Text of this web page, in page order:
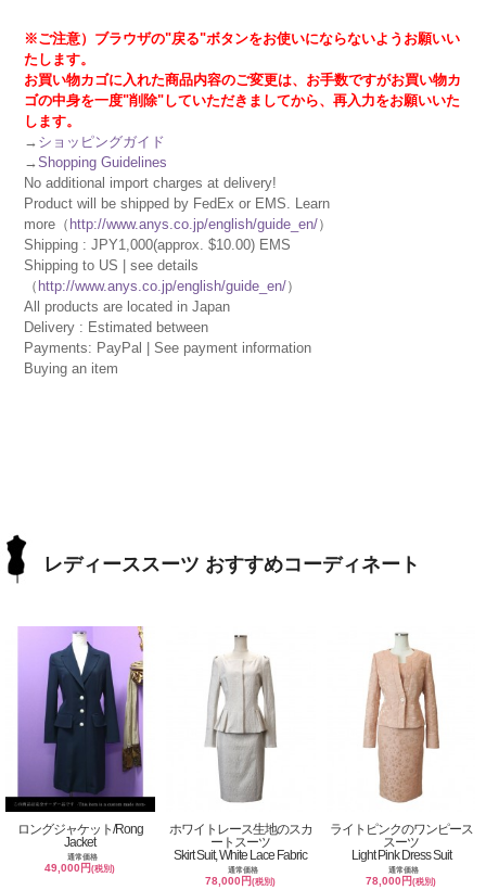
※ご注意）ブラウザの"戻る"ボタンをお使いにならないようお願いい
たします。
お買い物カゴに入れた商品内容のご変更は、お手数ですがお買い物カ
ゴの中身を一度"削除"していただきましてから、再入力をお願いいた
します。
→ ショッピングガイド
→Shopping Guidelines
No additional import charges at delivery!
Product will be shipped by FedEx or EMS. Learn
more（ http://www.anys.co.jp/english/guide_en/）
Shipping : JPY1,000(approx. $10.00) EMS
Shipping to US | see details
（ http://www.anys.co.jp/english/guide_en/）
All products are located in Japan
Delivery : Estimated between
Payments: PayPal | See payment information
Buying an item
レディーススーツ おすすめコーディネート
ロングジャケット/Rong
Jacket
通常価格
49,000円(税別)
ホワイトレース生地のスカ
ートスーツ
Skirt Suit, White Lace Fabric
通常価格
78,000円(税別)
ライトピンクのワンピース
スーツ
Light Pink Dress Suit
通常価格
78,000円(税別)